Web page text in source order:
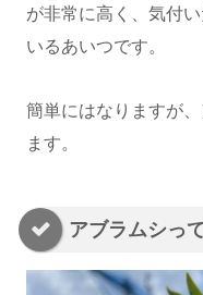
が非常に高く、気付
いるあいつです。
簡単にはなりますが
ます。
アブラムシっ